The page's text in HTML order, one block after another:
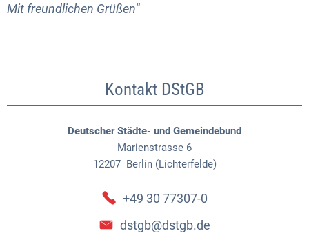
Mit freundlichen Grüßen“
Kontakt DStGB
Deutscher Städte- und Gemeindebund
Marienstrasse 6
12207 Berlin (Lichterfelde)
+49 30 77307-0
dstgb@dstgb.de